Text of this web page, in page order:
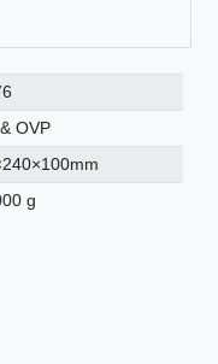
OVP
g